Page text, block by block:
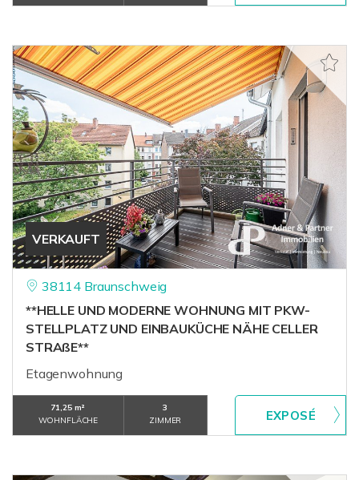
VERKAUFT
38114 Braunschweig
**HELLE UND MODERNE WOHNUNG MIT PKW-
STELLPLATZ UND EINBAUKÜCHE NÄHE CELLER
STRAßE**
Etagenwohnung
71,25 m²
WOHNFLÄCHE
3
ZIMMER